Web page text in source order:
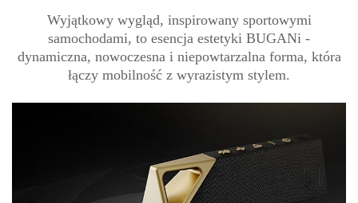
Wyjątkowy wygląd, inspirowany sportowymi
samochodami, to esencja estetyki BUGANi -
dynamiczna, nowoczesna i niepowtarzalna forma, która
łączy mobilność z wyrazistym stylem.